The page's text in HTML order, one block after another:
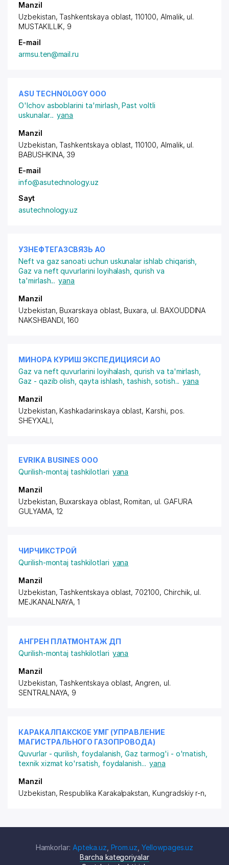
Manzil
Uzbekistan, Tashkentskaya oblast, 110100, Almalik, ul.
MUSTAKILLIK, 9
E-mail
armsu.ten@mail.ru
ASU TECHNOLOGY ООО
O'lchov asboblarini ta'mirlash ,Past voltli
uskunalar... yana
Manzil
Uzbekistan, Tashkentskaya oblast, 110100, Almalik, ul.
BABUSHKINA, 39
E-mail
info@asutechnology.uz
Sayt
asutechnology.uz
УЗНЕФТЕГАЗСВЯЗЬ АО
Neft va gaz sanoati uchun uskunalar ishlab chiqarish
Gaz va neft quvurlarini loyihalash, qurish va
ta'mirlash... yana
Manzil
Uzbekistan, Buxarskaya oblast, Buxara, ul. BAXOUDDINA
NAKSHBANDI, 160
МИНОРА КУРИШ ЭКСПЕДИЦИЯСИ АО
Gaz va neft quvurlarini loyihalash, qurish va ta'mirlash
Gaz - qazib olish, qayta ishlash, tashish, sotish... yana
Manzil
Uzbekistan, Kashkadarinskaya oblast, Karshi, pos.
SHEYXALI,
EVRIKA BUSINES ООО
Qurilish-montaj tashkilotlari yana
Manzil
Uzbekistan, Buxarskaya oblast, Romitan, ul. GAFURA
GULYAMA, 12
ЧИРЧИКСТРОЙ
Qurilish-montaj tashkilotlari yana
Manzil
Uzbekistan, Tashkentskaya oblast, 702100, Chirchik, ul.
MEJKANALNAYA, 1
АНГРЕН ПЛАТМОНТАЖ ДП
Qurilish-montaj tashkilotlari yana
Manzil
Uzbekistan, Tashkentskaya oblast, Angren, ul.
SENTRALNAYA, 9
КАРАКАЛПАКСКОЕ УМГ (УПРАВЛЕНИЕ
МАГИСТРАЛЬНОГО ГАЗОПРОВОДА)
Quvurlar - qurilish, foydalanish ,Gaz tarmog'i - o'rnatish,
texnik xizmat ko'rsatish, foydalanish... yana
Manzil
Uzbekistan, Respublika Karakalpakstan, Kungradskiy r-n,
Hamkorlar: Apteka.uz Prom.uz ,Yellowpages.uz
Barcha kategoriyalar